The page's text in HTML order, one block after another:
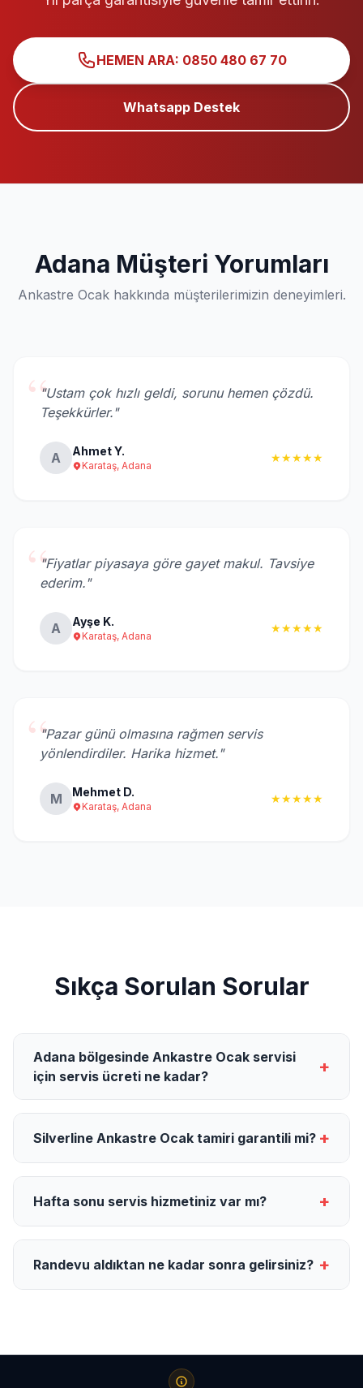
HEMEN ARA: 0850 480 67 70
Whatsapp Destek
Adana Müşteri Yorumları
Ankastre Ocak hakkında müşterilerimizin deneyimleri.
“"Ustam çok hızlı geldi, sorunu hemen çözdü.
Teşekkürler."
A Ahmet Y.
Karataş, Adana
★★★★★
“"Fiyatlar piyasaya göre gayet makul. Tavsiye
ederim."
A Ayşe K.
Karataş, Adana
★★★★★
“"Pazar günü olmasına rağmen servis
yönlendirdiler. Harika hizmet."
M Mehmet D.
Karataş, Adana
★★★★★
Sıkça Sorulan Sorular
Adana bölgesinde Ankastre Ocak servisi
için servis ücreti ne kadar?
+
Silverline Ankastre Ocak tamiri garantili mi? +
Hafta sonu servis hizmetiniz var mı? +
Randevu aldıktan ne kadar sonra gelirsiniz? +